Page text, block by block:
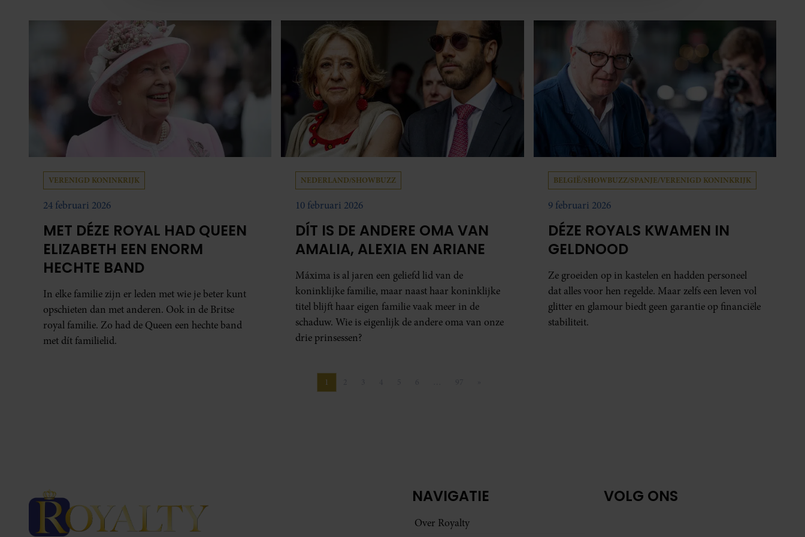
onze website blijft gebruiken.
VERENIGD KONINKRIJK
24 februari 2026
MET DÉZE ROYAL HAD QUEEN
ELIZABETH EEN ENORM
HECHTE BAND
In elke familie zijn er leden met wie je beter kunt
opschieten dan met anderen. Ook in de Britse
royal familie. Zo had de Queen een hechte band
met dít familielid.
NEDERLAND/SHOWBUZZ
10 februari 2026
DÍT IS DE ANDERE OMA VAN
AMALIA, ALEXIA EN ARIANE
Máxima is al jaren een geliefd lid van de
koninklijke familie, maar naast haar koninklijke
titel blijft haar eigen familie vaak meer in de
schaduw. Wie is eigenlijk de andere oma van onze
drie prinsessen?
BELGIË/SHOWBUZZ/SPANJE/VERENIGD KONINKRIJK
9 februari 2026
DÉZE ROYALS KWAMEN IN
GELDNOOD
Ze groeiden op in kastelen en hadden personeel
dat alles voor hen regelde. Maar zelfs een leven vol
glitter en glamour biedt geen garantie op financiële
stabiliteit.
Pagina
1
NAVIGATIE
Over Royalty
VOLG ONS